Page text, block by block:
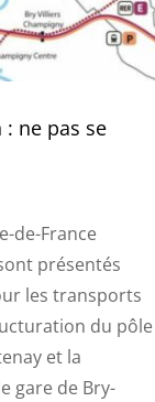
: ne pas se
de-France
présentés
les transports
du pôle
et la
gare de Bry-